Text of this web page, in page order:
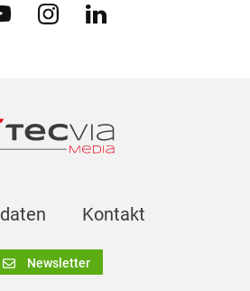
Kontakt
Newsletter